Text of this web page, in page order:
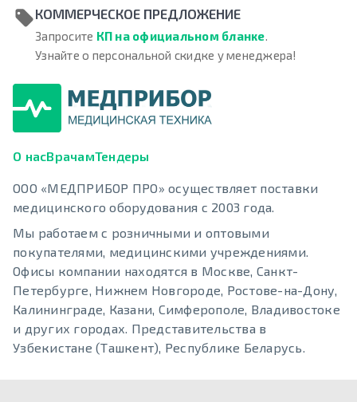
КОММЕРЧЕСКОЕ ПРЕДЛОЖЕНИЕ
Запросите КП на официальном бланке.
Узнайте о персональной скидке у менеджера!
О насВрачамТендеры
ООО «МЕДПРИБОР ПРО» осуществляет поставки
медицинского оборудования с 2003 года.
Мы работаем с розничными и оптовыми
покупателями, медицинскими учреждениями.
Офисы компании находятся в Москве, Санкт-
Петербурге, Нижнем Новгороде, Ростове-на-Дону,
Калининграде, Казани, Симферополе, Владивостоке
и других городах. Представительства в
Узбекистане (Ташкент), Республике Беларусь.